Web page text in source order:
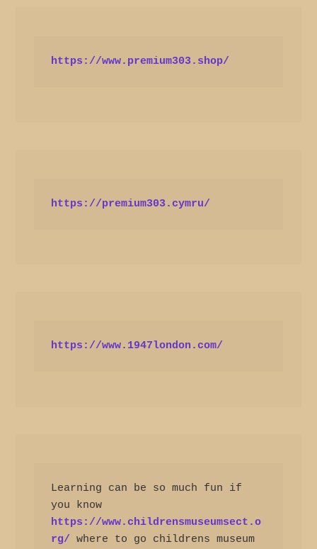
https://www.premium303.shop/
https://premium303.cymru/
https://www.1947london.com/
Learning can be so much fun if
you know
https://www.childrensmuseumsect.o
rg/ where to go childrens museum